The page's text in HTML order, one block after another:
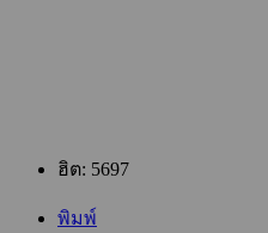
ฮิต: 5697
พิมพ์